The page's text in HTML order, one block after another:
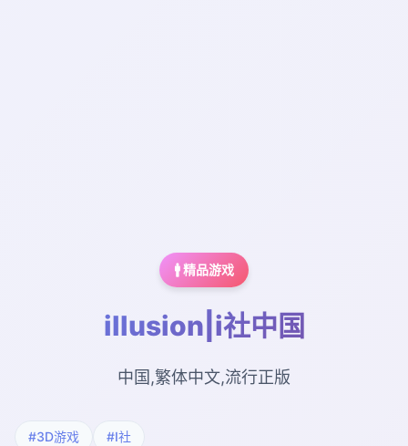
🚹 精品游戏
illusion|i社中国
中国,繁体中文,流行正版
#3D游戏 #I社